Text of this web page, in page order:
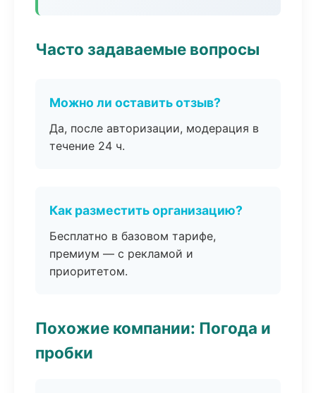
Часто задаваемые вопросы
Можно ли оставить отзыв?
Да, после авторизации, модерация в
течение 24 ч.
Как разместить организацию?
Бесплатно в базовом тарифе,
премиум — с рекламой и
приоритетом.
Похожие компании: Погода и
пробки